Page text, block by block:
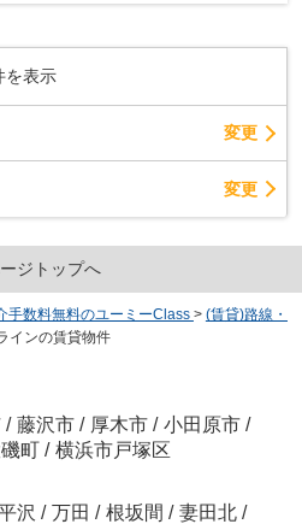
を表示
変更
変更
ジトップへ
手数料無料のユーミーClass > (賃貸)路線・
インの賃貸物件
/ 藤沢市 / 厚木市 / 小田原市 /
町 / 横浜市戸塚区
沢 / 万田 / 根坂間 / 妻田北 /